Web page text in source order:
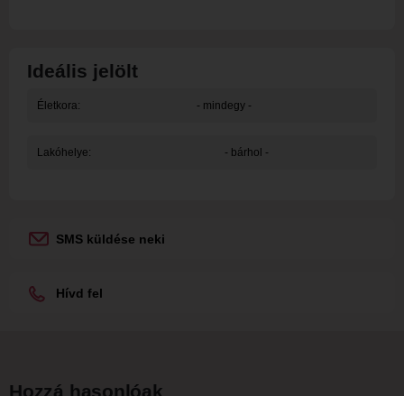
Ideális jelölt
Életkora: - mindegy -
Lakóhelye: - bárhol -
SMS küldése neki
Hívd fel
Hozzá hasonlóak